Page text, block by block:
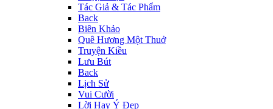
Tác Giả & Tác Phẩm
Back
Biên Khảo
Quê Hương Một Thuở
Truyện Kiều
Lưu Bút
Back
Lịch Sử
Vui Cười
Lời Hay Ý Đẹp